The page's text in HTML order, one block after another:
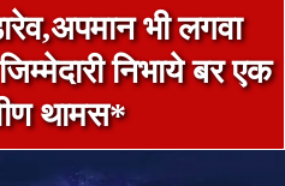
भी लगवा
निभाये बर एक
थामस*